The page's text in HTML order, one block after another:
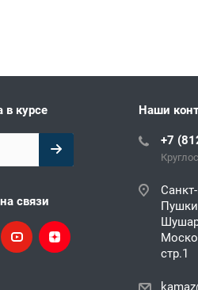
в курсе
связи
Наши
+7
стр.1